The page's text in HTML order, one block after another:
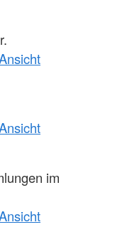
im